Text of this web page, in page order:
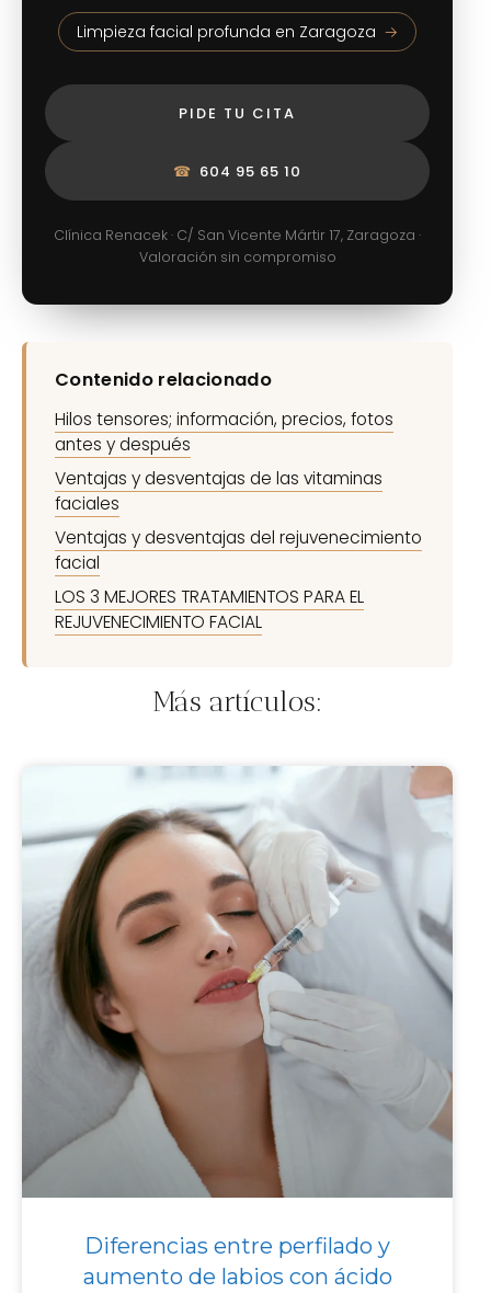
Limpieza facial profunda en Zaragoza
PIDE TU CITA
☎ 604 95 65 10
Clínica Renacek · C/ San Vicente Mártir 17, Zaragoza ·
Valoración sin compromiso
Contenido relacionado
Hilos tensores; información, precios, fotos
antes y después
Ventajas y desventajas de las vitaminas
faciales
Ventajas y desventajas del rejuvenecimiento
facial
LOS 3 MEJORES TRATAMIENTOS PARA EL
REJUVENECIMIENTO FACIAL
Más artículos:
Diferencias entre perfilado y
aumento de labios con ácido